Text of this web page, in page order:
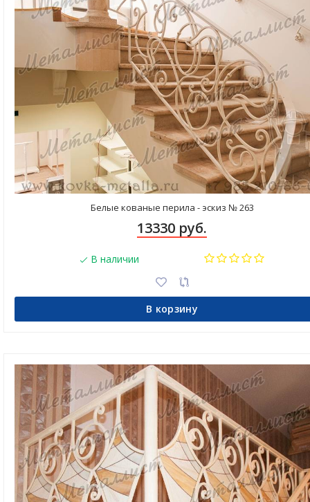
Белые кованые перила - эскиз № 263
13330 руб.
В наличии
В корзину